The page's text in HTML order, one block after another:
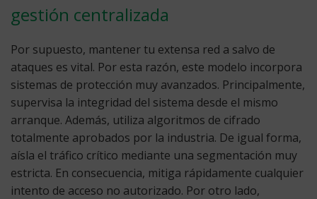
gestión centralizada
Por supuesto, mantener tu extensa red a salvo de
ataques es vital. Por esta razón, este modelo incorpora
sistemas de protección muy avanzados. Principalmente,
supervisa la integridad del sistema desde el mismo
arranque. Además, utiliza algoritmos de cifrado
totalmente aprobados por la industria. De igual forma,
aísla el tráfico crítico mediante una segmentación muy
estricta. En consecuencia, mitiga rápidamente cualquier
intento de acceso no autorizado. Por otro lado,